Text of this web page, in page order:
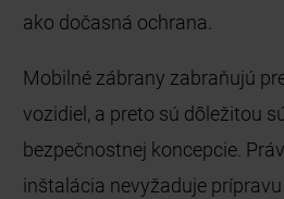
ako dočasná ochrana.
Mobilné zábrany zabraňujú
vozidiel, a preto sú dôležitou
bezpečnostnej koncepcie.
inštalácia nevyžaduje